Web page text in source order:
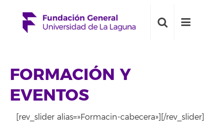
FORMACIÓN Y
EVENTOS
[rev_slider alias=»Formacin-cabecera»][/rev_slider]